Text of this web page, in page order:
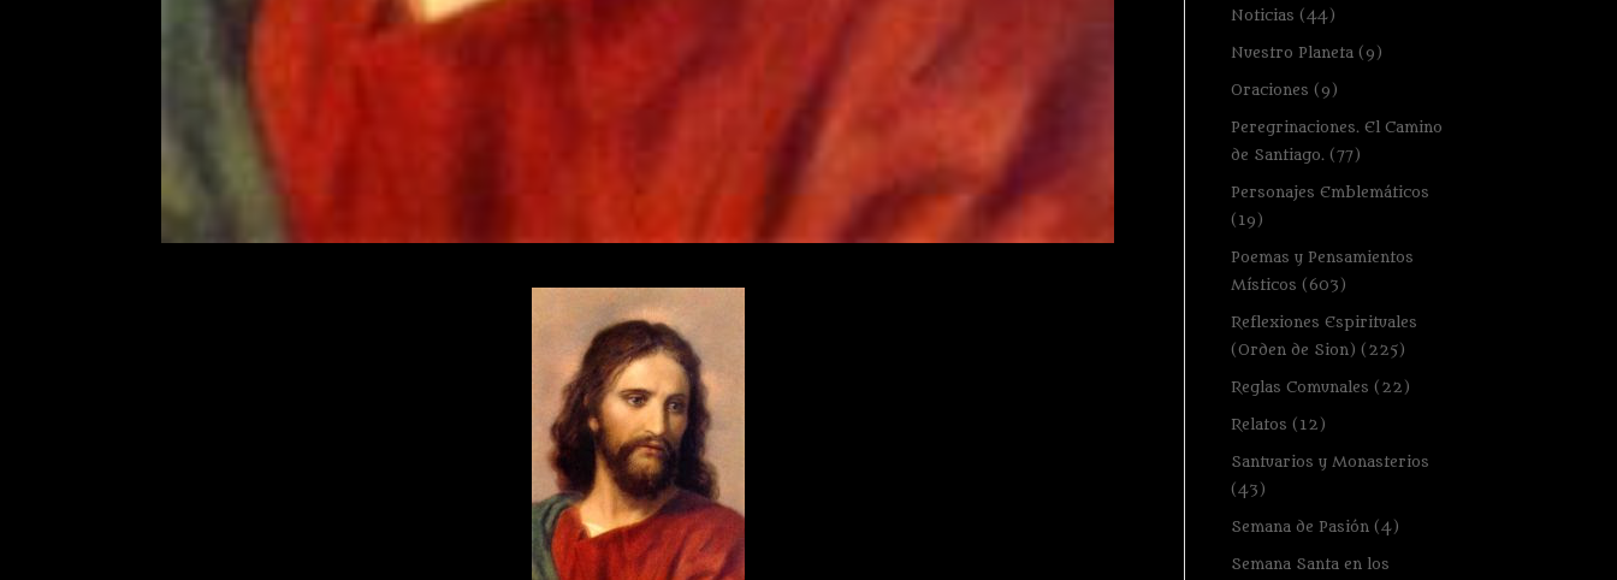
Noticias (44)
Nuestro Planeta (9)
Oraciones (9)
Peregrinaciones. El Camino
de Santiago. (77)
Personajes Emblemáticos
(19)
Poemas y Pensamientos
Místicos (603)
Reflexiones Espirituales
(Orden de Sion) (225)
Reglas Comunales (22)
Relatos (12)
Santuarios y Monasterios
(43)
Semana de Pasión (4)
Semana Santa en los